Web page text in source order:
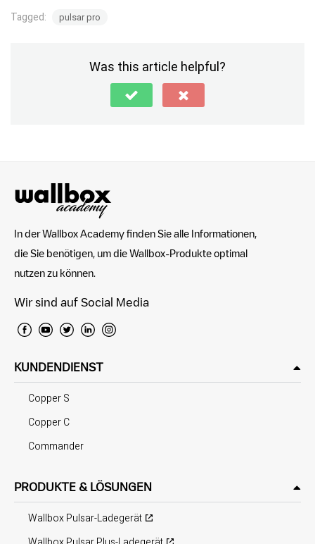
Tagged: pulsar pro
Was this article helpful?
In der Wallbox Academy finden Sie alle Informationen,
die Sie benötigen, um die Wallbox-Produkte optimal
nutzen zu können.
Wir sind auf Social Media
KUNDENDIENST
Copper S
Copper C
Commander
PRODUKTE & LÖSUNGEN
Wallbox Pulsar-Ladegerät